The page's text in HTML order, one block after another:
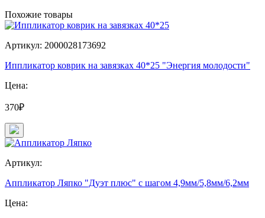
Похожие товары
Артикул: 2000028173692
Иппликатор коврик на завязках 40*25 "Энергия молодости"
Цена:
370₽
Артикул:
Аппликатор Ляпко "Дуэт плюс" с шагом 4,9мм/5,8мм/6,2мм
Цена: